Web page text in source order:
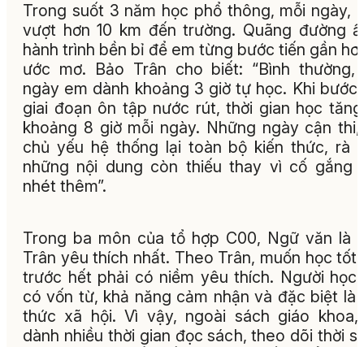
Trong suốt 3 năm học phổ thông, mỗi ngày,
vượt hơn 10 km đến trường. Quãng đường
hành trình bền bỉ để em từng bước tiến gần
ước mơ. Bảo Trân cho biết: “Bình thường,
ngày em dành khoảng 3 giờ tự học. Khi bước
giai đoạn ôn tập nước rút, thời gian học
khoảng 8 giờ mỗi ngày. Những ngày cận
chủ yếu hệ thống lại toàn bộ kiến thức, rà
những nội dung còn thiếu thay vì cố gắng
nhét thêm”.
Trong ba môn của tổ hợp C00, Ngữ văn là
Trân yêu thích nhất. Theo Trân, muốn học tốt
trước hết phải có niềm yêu thích. Người học
có vốn từ, khả năng cảm nhận và đặc biệt là
thức xã hội. Vì vậy, ngoài sách giáo khoa,
dành nhiều thời gian đọc sách, theo dõi thời